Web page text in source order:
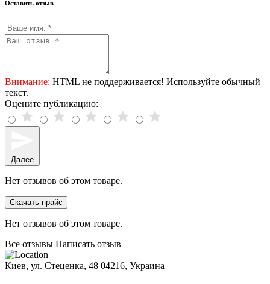
Оставить отзыв
Внимание: HTML не поддерживается! Используйте обычный
текст.
Оцените публикацию:
Далее
Нет отзывов об этом товаре.
Скачать прайс
Нет отзывов об этом товаре.
Все отзывы Написать отзыв
Киев, ул. Стеценка, 48 04216, Украина